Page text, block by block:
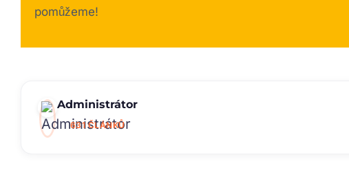
pomůžeme!
Administrátor
631 ČLÁNKŮ